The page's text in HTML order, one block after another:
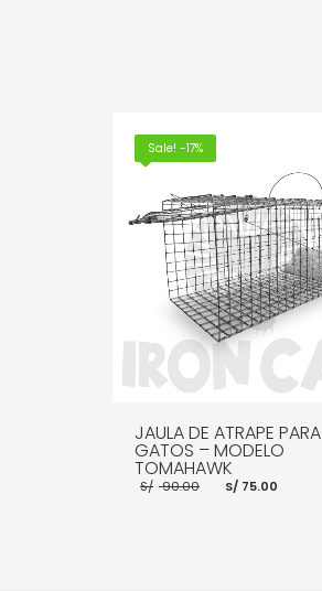
Sale! -17%
JAULA DE ATRAPE PARA
GATOS – MODELO
TOMAHAWK
S/ 90.00 El
precio
S/ 75.00